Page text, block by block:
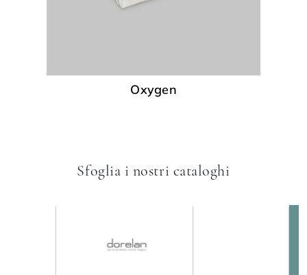
Oxygen
Sfoglia i nostri cataloghi